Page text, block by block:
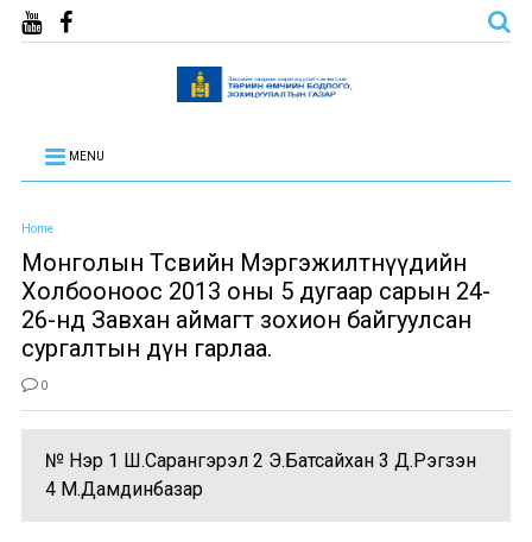
MENU
Home
Монголын Төсвийн Мэргэжилтнүүдийн
Холбооноос 2013 оны 5 дугаар сарын 24-
26-нд Завхан аймагт зохион байгуулсан
сургалтын дүн гарлаа.
0
№ Нэр 1 Ш.Сарангэрэл 2 Э.Батсайхан 3 Д.Рэгзэн
4 М.Дамдинбазар